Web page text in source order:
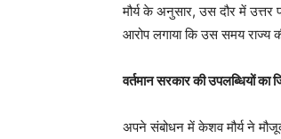
मौर्य के अनुसार, उस दौर में
आरोप लगाया कि उस समय राज्य
वर्तमान सरकार की उपलब्धियों का
अपने संबोधन में केशव मौर्य ने